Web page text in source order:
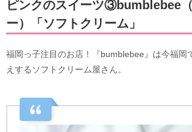
ピンクのスイーツ③bumblebee
ー）「ソフトクリーム」
福岡っ子注目のお店！『bumblebee』は今福岡
えするソフトクリーム屋さん。